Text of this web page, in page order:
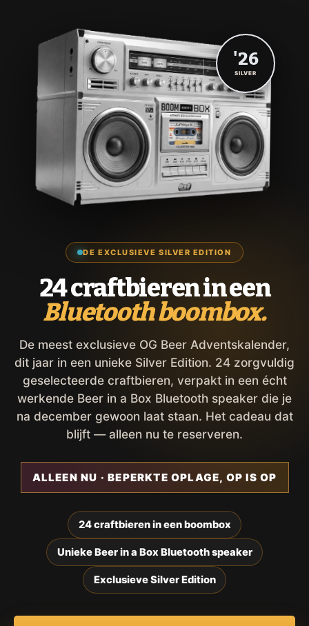
DE EXCLUSIEVE SILVER EDITION
24 craftbieren in een
Bluetooth boombox.
De meest exclusieve OG Beer Adventskalender,
dit jaar in een unieke Silver Edition. 24 zorgvuldig
geselecteerde craftbieren, verpakt in een écht
werkende Beer in a Box Bluetooth speaker die je
na december gewoon laat staan. Het cadeau dat
blijft — alleen nu te reserveren.
ALLEEN NU · BEPERKTE OPLAGE, OP IS OP
24 craftbieren in een boombox
Unieke Beer in a Box Bluetooth speaker
Exclusieve Silver Edition
'26
SILVER